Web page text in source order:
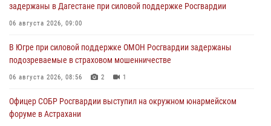
задержаны в Дагестане при силовой поддержке Росгвардии
06 августа 2026, 09:00
В Югре при силовой поддержке ОМОН Росгвардии задержаны
подозреваемые в страховом мошенничестве
06 августа 2026, 08:56 2 1
Офицер СОБР Росгвардии выступил на окружном юнармейском
форуме в Астрахани